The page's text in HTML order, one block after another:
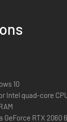
10
Intel quad-core
GeForce RTX 2060